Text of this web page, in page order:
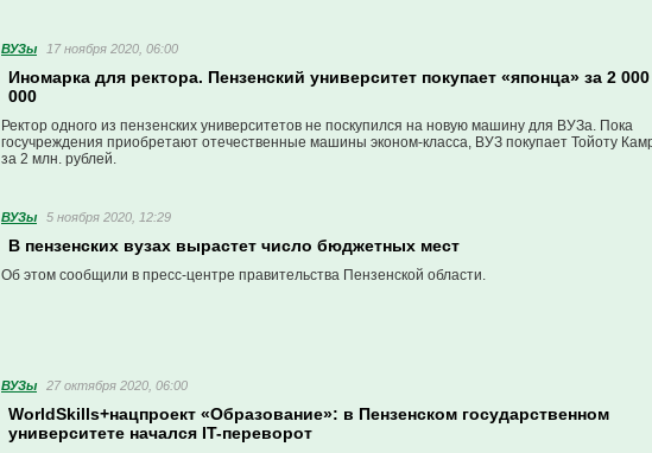
ВУЗы 17 ноября 2020, 06:00
Иномарка для ректора. Пензенский университет покупает «японца» за 2 000
000
Ректор одного из пензенских университетов не поскупился на новую машину для ВУЗа. Пока
госучреждения приобретают отечественные машины эконом-класса, ВУЗ покупает Тойоту
за 2 млн. рублей.
ВУЗы 5 ноября 2020, 12:29
В пензенских вузах вырастет число бюджетных мест
Об этом сообщили в пресс-центре правительства Пензенской области.
ВУЗы 27 октября 2020, 06:00
WorldSkills+нацпроект «Образование»: в Пензенском государственном
университете начался IT-переворот